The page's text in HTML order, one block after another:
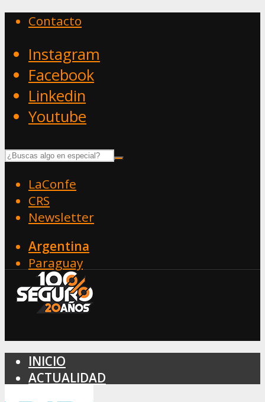
Contacto
Instagram
Facebook
Linkedin
Youtube
LaConfe
CRS
Newsletter
Argentina
Paraguay
INICIO
ACTUALIDAD